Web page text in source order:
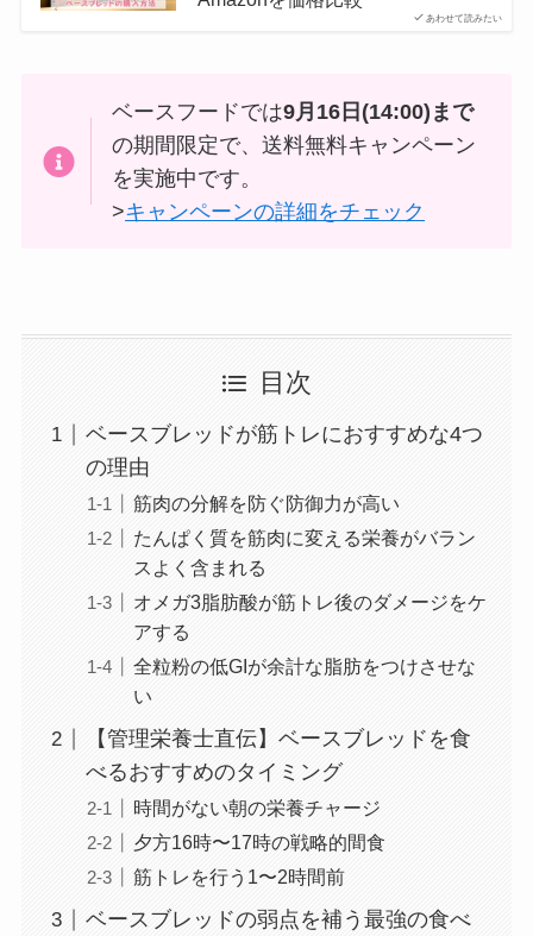
あわせて読みたい
ベースフードでは9月16日(14:00)まで
の期間限定で、送料無料キャンペーン
を実施中です。
>キャンペーンの詳細をチェック
目次
ベースブレッドが筋トレにおすすめな4つ
の理由
筋肉の分解を防ぐ防御力が高い
たんぱく質を筋肉に変える栄養がバラン
スよく含まれる
オメガ3脂肪酸が筋トレ後のダメージをケ
アする
全粒粉の低GIが余計な脂肪をつけさせな
い
【管理栄養士直伝】ベースブレッドを食
べるおすすめのタイミング
時間がない朝の栄養チャージ
夕方16時〜17時の戦略的間食
筋トレを行う1〜2時間前
ベースブレッドの弱点を補う最強の食べ